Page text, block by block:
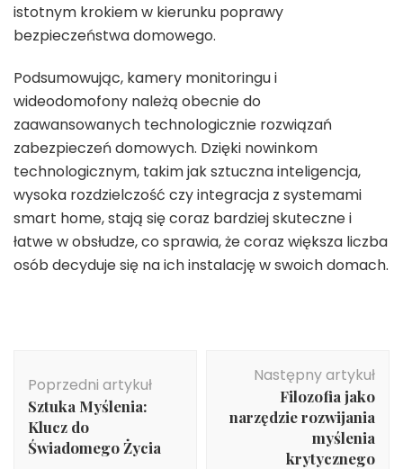
istotnym krokiem w kierunku poprawy
bezpieczeństwa domowego.
Podsumowując, kamery monitoringu i
wideodomofony należą obecnie do
zaawansowanych technologicznie rozwiązań
zabezpieczeń domowych. Dzięki nowinkom
technologicznym, takim jak sztuczna inteligencja,
wysoka rozdzielczość czy integracja z systemami
smart home, stają się coraz bardziej skuteczne i
łatwe w obsłudze, co sprawia, że coraz większa liczba
osób decyduje się na ich instalację w swoich domach.
wpisu
Poprzedni artykuł
Sztuka Myślenia:
Klucz do
Świadomego Życia
Następny artykuł
Filozofia jako
narzędzie rozwijania
myślenia
krytycznego